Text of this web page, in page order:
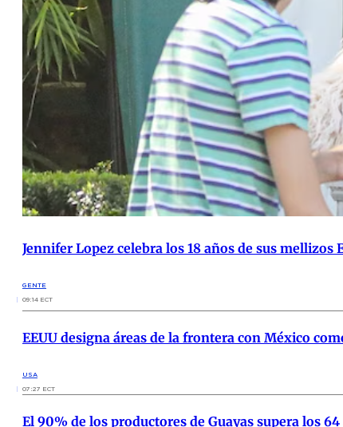
Jennifer Lopez celebra los 18 años de sus mellizos
GENTE
09:14 ECT
EEUU designa áreas de la frontera con México
USA
07:27 ECT
El 90% de los productores de Guayas supera los